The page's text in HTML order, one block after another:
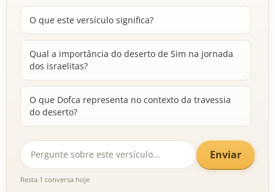
O que este versículo significa?
Qual a importância do deserto de Sim na jornada
dos israelitas?
O que Dofca representa no contexto da travessia
do deserto?
Enviar
Resta 1 conversa hoje